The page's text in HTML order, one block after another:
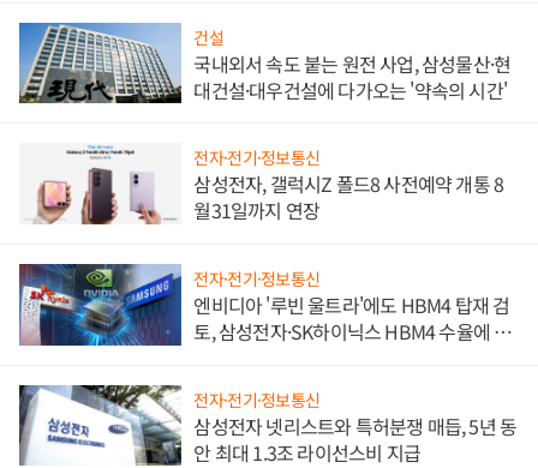
건설
국내외서 속도 붙는 원전 사업, 삼성물산·현
대건설·대우건설에 다가오는 '약속의 시간'
전자·전기·정보통신
삼성전자, 갤럭시Z 폴드8 사전예약 개통 8
월31일까지 연장
전자·전기·정보통신
엔비디아 '루빈 울트라'에도 HBM4 탑재 검
토, 삼성전자·SK하이닉스 HBM4 수율에 주
전자·전기·정보통신
삼성전자 넷리스트와 특허분쟁 매듭, 5년 동
안 최대 1.3조 라이선스비 지급